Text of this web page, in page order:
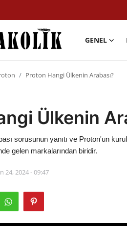
GENEL
Proton Hangi Ülkenin Arabası?
Ülkenin
sorusunun yanıtı ve Proton'un
gelen markalarından biridir.
24, 2024 - 09:47